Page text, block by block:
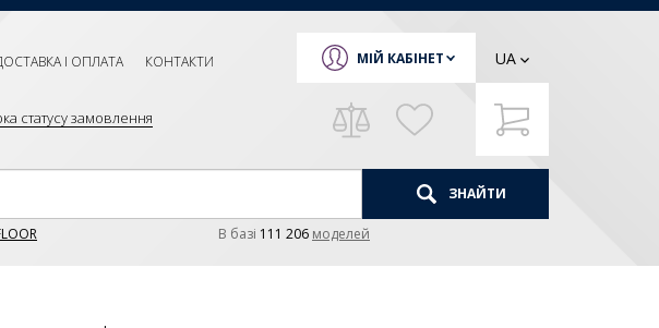
І ОПЛАТА КОНТАКТИ
статусу замовлення
МІЙ КАБІНЕТ UA
ЗНАЙТИ
В базi 111 206 моделей